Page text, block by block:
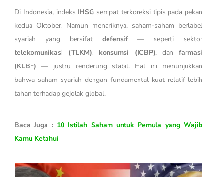
Di Indonesia, indeks IHSG sempat terkoreksi tipis pada pekan
kedua Oktober. Namun menariknya, saham-saham berlabel
syariah yang bersifat defensif— seperti sektor
telekomunikasi (TLKM), konsumsi (ICBP), danfarmasi
(KLBF) — justru cenderung stabil. Hal ini menunjukkan
bahwa saham syariah dengan fundamental kuat relatif lebih
tahan terhadap gejolak global.
Baca Juga : 10 Istilah Saham untuk Pemula yang Wajib
Kamu Ketahui